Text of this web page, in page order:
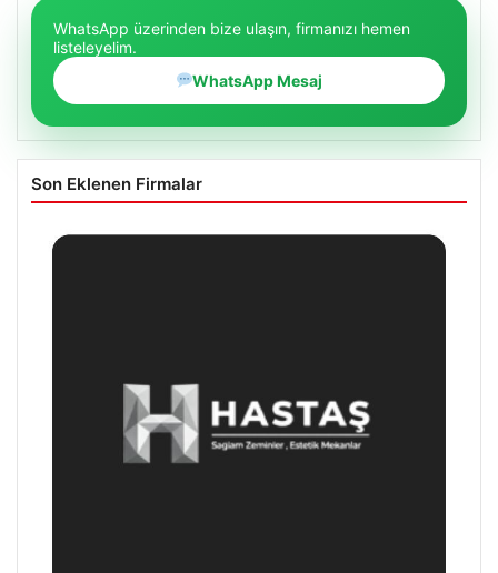
WhatsApp üzerinden bize ulaşın, firmanızı hemen
listeleyelim.
WhatsApp Mesaj
Son Eklenen Firmalar